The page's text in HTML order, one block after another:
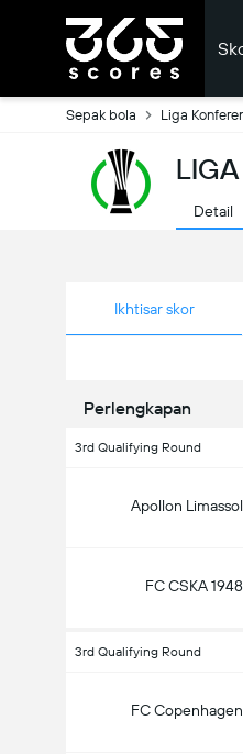
Sepak bola Liga
Detail
Ikhtisar skor
Perlengkapan
3rd Qualifying Round
Apollon Limassol
FC CSKA 1948
3rd Qualifying Round
FC Copenhagen